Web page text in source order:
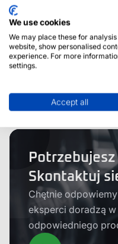
212.24.623.15 Dana
Skontaktuj
Chętnie
eksperci doradzą
odpowiedniego
We use cookies
We may place these for
website, show personalised
experience. For more
settings.
Accept all